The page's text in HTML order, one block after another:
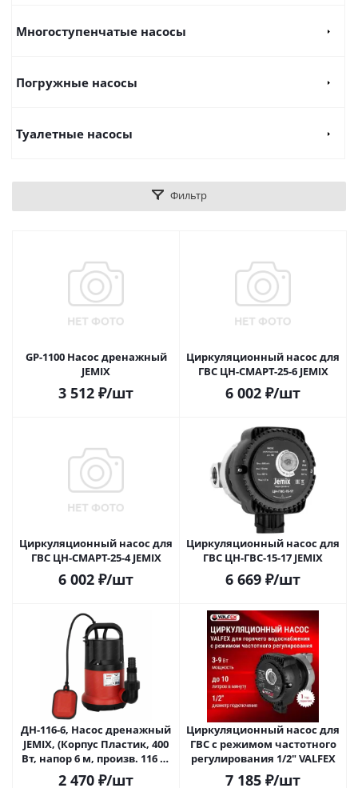
Многоступенчатые насосы
Погружные насосы
Туалетные насосы
Фильтр
GP-1100 Насос дренажный
JEMIX
3 512 ₽/шт
Циркуляционный насос для
ГВС ЦН-СМАРТ-25-6 JEMIX
6 002 ₽/шт
Циркуляционный насос для
ГВС ЦН-СМАРТ-25-4 JEMIX
6 002 ₽/шт
Циркуляционный насос для
ГВС ЦН-ГВС-15-17 JEMIX
6 669 ₽/шт
ДН-116-6, Насос дренажный
JEMIX, (Корпус Пластик, 400
Вт, напор 6 м, произв. 116 л/
мин) Диаметр всас
2 470 ₽/шт
Циркуляционный насос для
ГВС с режимом частотного
регулирования 1/2" VALFEX
7 185 ₽/шт